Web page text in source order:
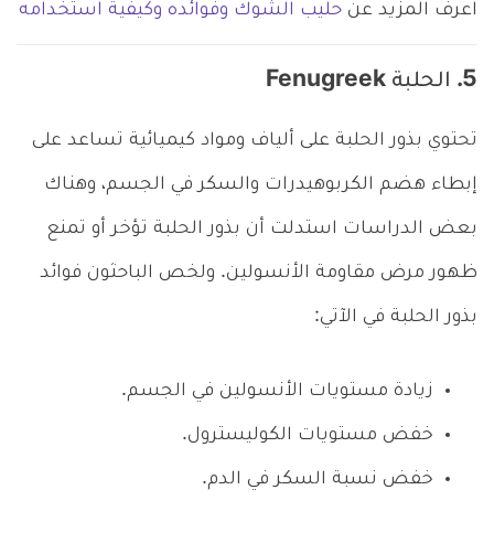
اعرف المزيد عن حليب الشوك وفوائده وكيفية استخدامه
5. الحلبة Fenugreek
تحتوي بذور الحلبة على ألياف ومواد كيميائية تساعد على
إبطاء هضم الكربوهيدرات والسكر في الجسم، وهناك
بعض الدراسات استدلت أن بذور الحلبة تؤخر أو تمنع
ظهور مرض مقاومة الأنسولين. ولخص الباحثون فوائد
بذور الحلبة في الآتي:
زيادة مستويات الأنسولين في الجسم.
خفض مستويات الكوليسترول.
خفض نسبة السكر في الدم.